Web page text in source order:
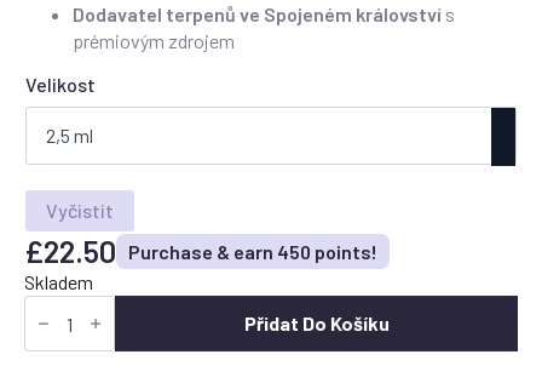
Dodavatel terpenů ve Spojeném království s
prémiovým zdrojem
Velikost
Vyčistit
£22.50
Purchase & earn 450 points!
Skladem
Koupit
Pineapple
Přidat Do Košíku